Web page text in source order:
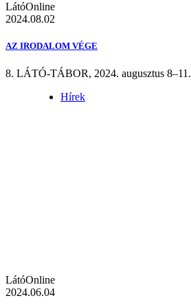
LátóOnline
2024.08.02
AZ IRODALOM VÉGE
8. LÁTÓ-TÁBOR, 2024. augusztus 8–11.
Hírek
LátóOnline
2024.06.04